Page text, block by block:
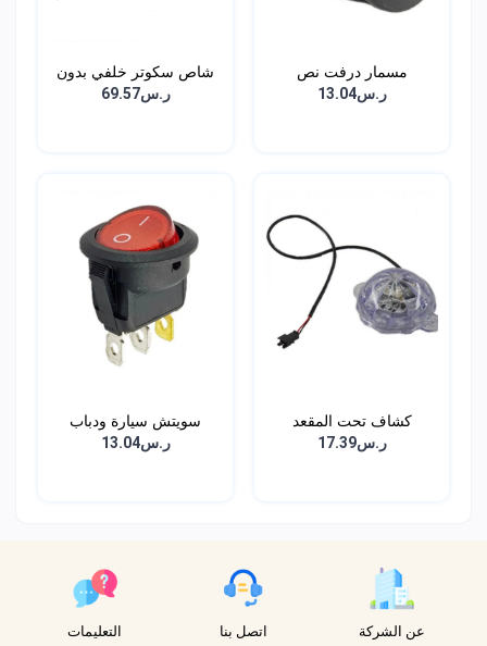
مسمار درفت نص
ر.س13.04
شاص سكوتر خلفي بدون
قوا...ر.س69.57
كشاف تحت المقعد
ر.س17.39
سويتش سيارة ودباب
ر.س13.04
عن الشركة اتصل بنا التعليمات